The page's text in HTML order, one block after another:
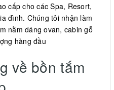
cấp cho các Spa, Resort,
đình. Chúng tôi nhận làm
nằm dáng ovan, cabin gỗ
hàng đầu
về bồn tắm